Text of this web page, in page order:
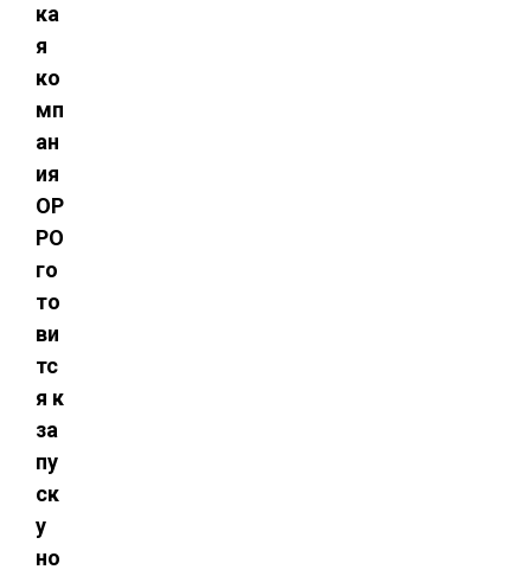
ка
я
ко
мп
ан
ия
OP
PO
го
то
ви
тс
я к
за
пу
ск
у
но